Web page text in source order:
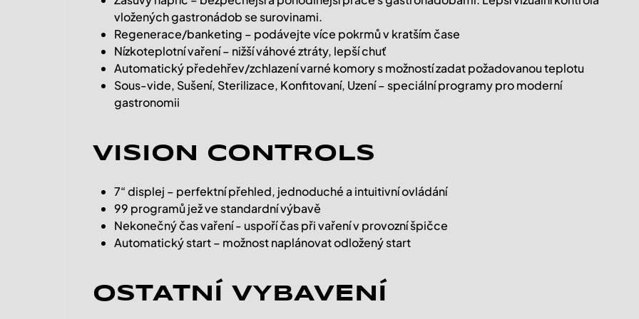
vložených gastronádob se surovinami.
Regenerace/banketing – podávejte více pokrmů v kratším čase
Nízkoteplotní vaření – nižší váhové ztráty, lepší chuť
Automatický předehřev/zchlazení varné komory s možností zadat požadovanou teplotu
Sous-vide, Sušení, Sterilizace, Konfitovaní, Uzení – speciální programy pro moderní
gastronomii
VISION CONTROLS
7“ displej – perfektní přehled, jednoduché a intuitivní ovládání
99 programů jež ve standardní výbavě
Nekonečný čas vaření - uspoří čas při vaření v provozní špičce
Automatický start – možnost naplánovat odložený start
OSTATNÍ VYBAVENÍ